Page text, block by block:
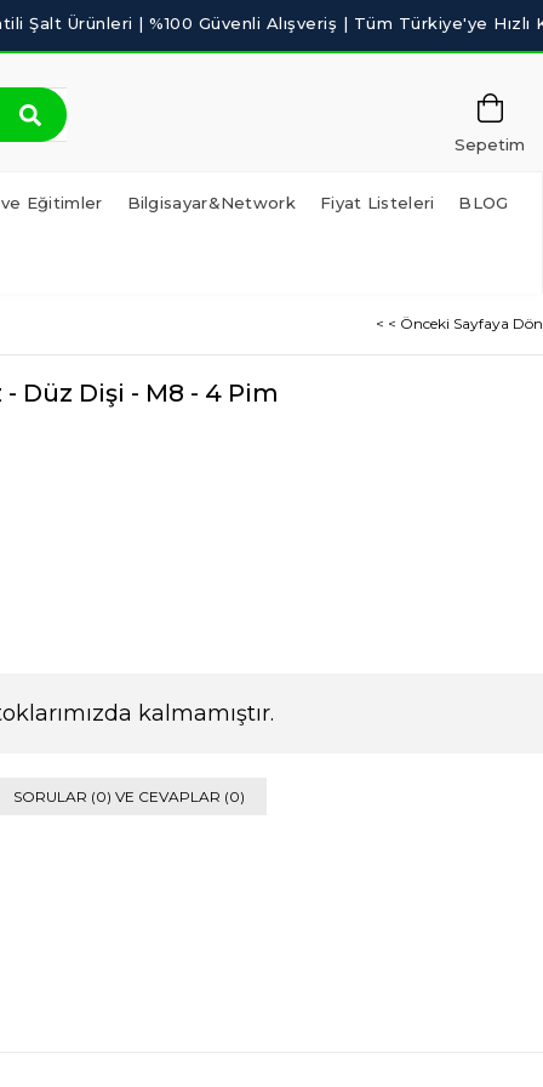
Sepetim
ve Eğitimler Bilgisayar&Network Fiyat Listeleri BLOG
< < Önceki Sayfaya Dön
Düz Dişi - M8 - 4 Pim
kalmamıştır.
SORULAR (0) VE CEVAPLAR (0)